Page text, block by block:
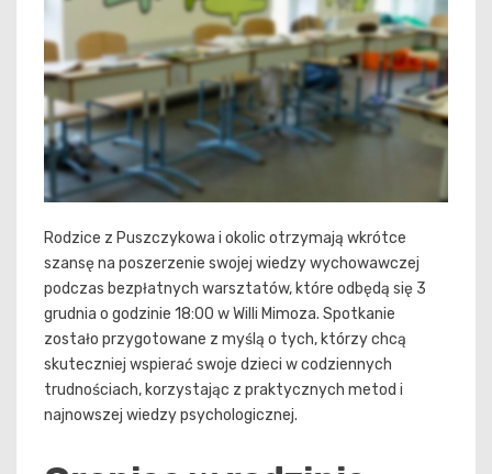
Rodzice z Puszczykowa i okolic otrzymają wkrótce
szansę na poszerzenie swojej wiedzy wychowawczej
podczas bezpłatnych warsztatów, które odbędą się 3
grudnia o godzinie 18:00 w Willi Mimoza. Spotkanie
zostało przygotowane z myślą o tych, którzy chcą
skuteczniej wspierać swoje dzieci w codziennych
trudnościach, korzystając z praktycznych metod i
najnowszej wiedzy psychologicznej.